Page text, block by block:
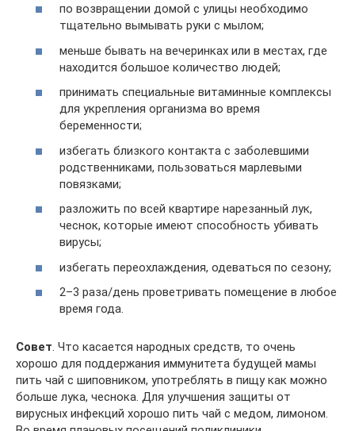
по возвращении домой с улицы необходимо
тщательно вымывать руки с мылом;
меньше бывать на вечеринках или в местах, где
находится большое количество людей;
принимать специальные витаминные комплексы
для укрепления организма во время
беременности;
избегать близкого контакта с заболевшими
родственниками, пользоваться марлевыми
повязками;
разложить по всей квартире нарезанный лук,
чеснок, которые имеют способность убивать
вирусы;
избегать переохлаждения, одеваться по сезону;
2–3 раза/день проветривать помещение в любое
время года.
Совет. Что касается народных средств, то очень
хорошо для поддержания иммунитета будущей мамы
пить чай с шиповником, употреблять в пищу как можно
больше лука, чеснока. Для улучшения защиты от
вирусных инфекций хорошо пить чай с медом, лимоном.